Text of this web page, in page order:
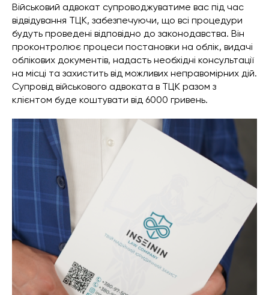
Військовий адвокат супроводжуватиме вас під час
відвідування ТЦК, забезпечуючи, що всі процедури
будуть проведені відповідно до законодавства. Він
проконтролює процеси постановки на облік, видачі
облікових документів, надасть необхідні консультації
на місці та захистить від можливих неправомірних дій.
Супровід військового адвоката в ТЦК разом з
клієнтом буде коштувати від 6000 гривень.